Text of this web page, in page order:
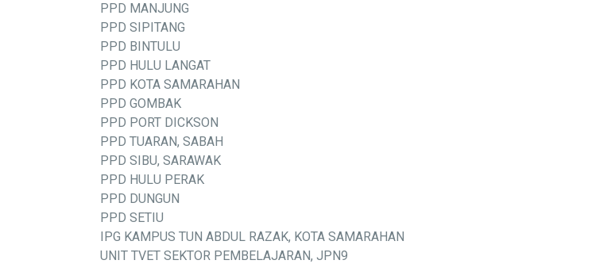
PPD MANJUNG
PPD SIPITANG
PPD BINTULU
PPD HULU LANGAT
PPD KOTA SAMARAHAN
PPD GOMBAK
PPD PORT DICKSON
PPD TUARAN, SABAH
PPD SIBU, SARAWAK
PPD HULU PERAK
PPD DUNGUN
PPD SETIU
IPG KAMPUS TUN ABDUL RAZAK, KOTA SAMARAHAN
UNIT TVET SEKTOR PEMBELAJARAN, JPN9